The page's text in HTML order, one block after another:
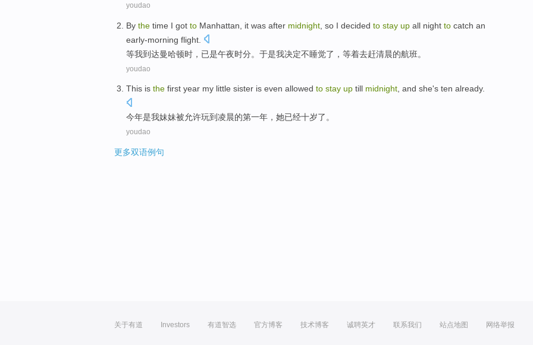
youdao
By the time I got to Manhattan it was after midnight so I decided to stay up all night to catch an
early-morning flight
等我到达曼哈顿时 ， 已是午夜时分。 于是我决定不睡觉了，等着去赶清晨的航班。
youdao
This is the first year my little sister is even allowed to stay up till midnight, and she's ten already.
今年是我妹妹被允许玩到凌晨的第一年 ， 她已经十岁了。
youdao
更多双语例句
关于有道 Investors 有道智选 官方博客 技术博客 诚聘英才 联系我们 站点地图 网络举报